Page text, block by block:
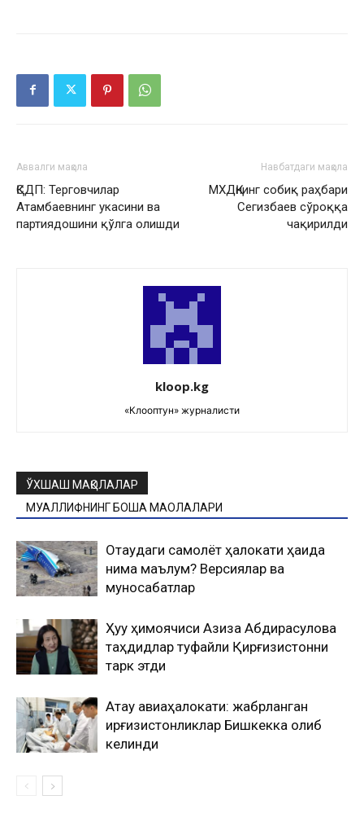
Аввалги мақола
ҚСДП: Терговчилар
Атамбаевнинг укасини ва
партиядошини қўлга олишди
Навбатдаги мақола
МХДҚнинг собиқ раҳбари
Сегизбаев сўроққа
чақирилди
kloop.kg
«Клооптун» журналисти
ЎХШАШ МАҚОЛАЛАР
МУАЛЛИФНИНГ БОШҚА МАҚОЛАЛАРИ
Оқтаудаги самолёт ҳалокати ҳақида
нима маълум? Версиялар ва
муносабатлар
Ҳуқуқ ҳимоячиси Азиза Абдирасулова
таҳдидлар туфайли Қирғизистонни
тарк этди
Ақтау авиаҳалокати: жабрланган
қирғизистонликлар Бишкекка олиб
келинди